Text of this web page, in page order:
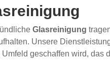
Glasreinigung
Unsere
geschaffen wird, das